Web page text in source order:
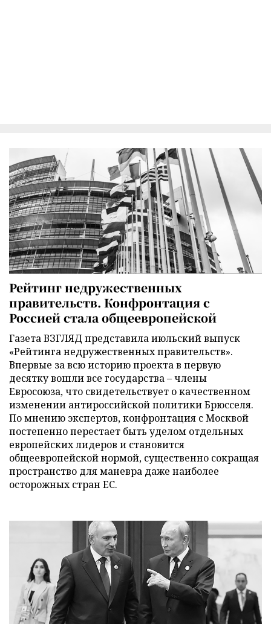
Рейтинг недружественных
правительств. Конфронтация с
Россией стала общеевропейской
Газета ВЗГЛЯД представила июльский выпуск
«Рейтинга недружественных правительств».
Впервые за всю историю проекта в первую
десятку вошли все государства – члены
Евросоюза, что свидетельствует о качественном
изменении антироссийской политики Брюсселя.
По мнению экспертов, конфронтация с Москвой
постепенно перестает быть уделом отдельных
европейских лидеров и становится
общеевропейской нормой, существенно сокращая
пространство для маневра даже наиболее
осторожных стран ЕС.